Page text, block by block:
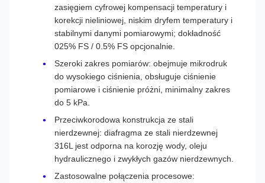
zasięgiem cyfrowej kompensacji temperatury i
korekcji nieliniowej, niskim dryfem temperatury i
stabilnymi danymi pomiarowymi; dokładność
025% FS / 0.5% FS opcjonalnie.
Szeroki zakres pomiarów: obejmuje mikrodruk
do wysokiego ciśnienia, obsługuje ciśnienie
pomiarowe i ciśnienie próżni, minimalny zakres
do 5 kPa.
Przeciwkorodowa konstrukcja ze stali
nierdzewnej: diafragma ze stali nierdzewnej
316L jest odporna na korozję wody, oleju
hydraulicznego i zwykłych gazów nierdzewnych.
Zastosowalne połączenia procesowe: